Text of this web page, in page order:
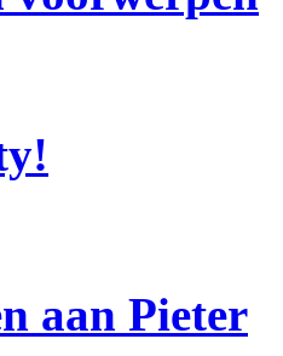
aan Pieter